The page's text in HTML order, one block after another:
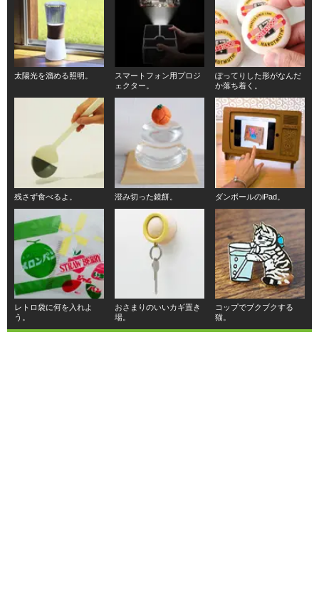
太陽光を溜める照明。
スマートフォン用プロジ
ェクター。
ぽってりした形がなんだ
か落ち着く。
残さず食べるよ。 澄み切った鏡餅。 ダンボールのiPad。
レトロ袋に何を入れよ
う。
おさまりのいいカギ置き
場。
コップでブクブクする
猫。